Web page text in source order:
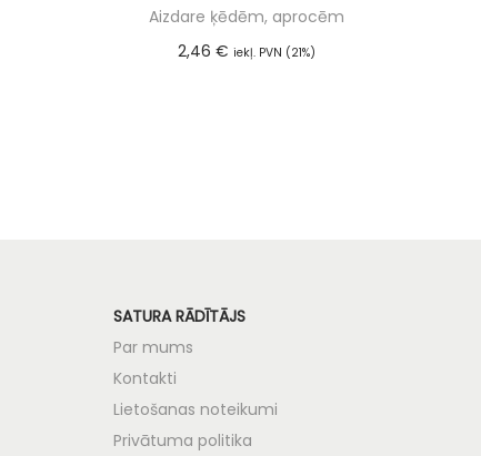
Aizdare ķēdēm, aprocēm
2,46 € iekļ. PVN (21%)
SATURA RĀDĪTĀJS
Par mums
Kontakti
Lietošanas noteikumi
Privātuma politika